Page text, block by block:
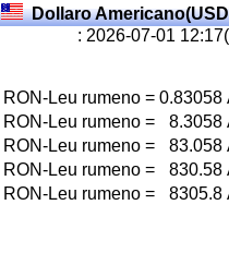
Dollaro
: 2026-07-01
RON-Leu rumeno = 0.83058
RON-Leu rumeno = 8.3058
RON-Leu rumeno = 83.058
RON-Leu rumeno = 830.58
RON-Leu rumeno = 8305.8